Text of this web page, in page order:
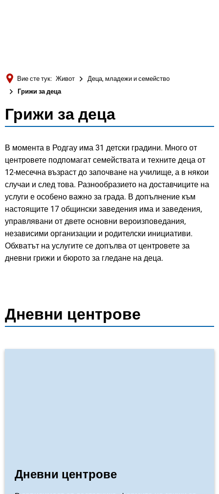
Русский
Вие сте тук: Живот
Деца, младежи и семейство
Грижи за деца
Грижи
деца
Грижи за деца
В момента в Родгау има 31 детски градини. Много от
центровете подпомагат семействата и техните деца от
12-месечна възраст до започване на училище, а в някои
случаи и след това. Разнообразието на доставчиците на
услуги е особено важно за града. В допълнение към
настоящите 17 общински заведения има и заведения,
управлявани от двете основни вероизповедания,
независими организации и родителски инициативи.
Обхватът на услугите се допълва от центровете за
дневни грижи и бюрото за гледане на деца.
Дневни центрове
Дневни центрове